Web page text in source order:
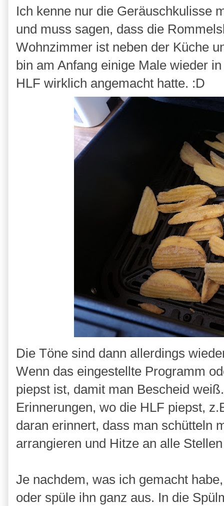
Ich kenne nur die Geräuschkulisse
und muss sagen, dass die
Wohnzimmer ist neben der Küche
bin am Anfang einige Male wieder
HLF wirklich angemacht hatte. :D
Die Töne sind dann allerdings
Wenn das eingestellte Programm
piepst ist, damit man Bescheid
Erinnerungen, wo die HLF piepst,
daran erinnert, dass man schütteln
arrangieren und Hitze an alle
Je nachdem, was ich gemacht
oder spüle ihn ganz aus. In die